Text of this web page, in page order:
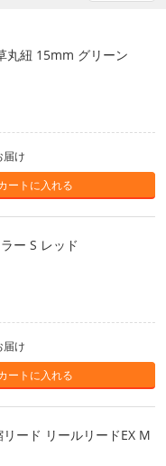
丸紐 15mm グリーン
届け
ートに入れる
ー S レッド
届け
ートに入れる
ード リールリードEX M